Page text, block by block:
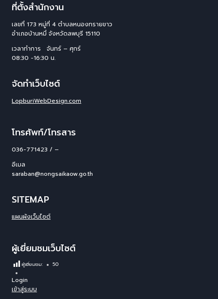
ที่ตั้งสำนักงาน
เลขที่ 173 หมู่ที่ 4 ตําบลหนองทรายขาว
อําเภอบ้านหมี่ จังหวัดลพบุรี 15110
เวลาทำการ จันทร์ – ศุกร์
08:30 -16:30 น.
จัดทำเว็บไซต์
LopburiWebDesign.com
โทรศัพท์/โทรสาร
036-771423 / –
อีเมล
saraban@nongsaikaow.go.th
SITEMAP
แผนผังเว็บไซต์
ผู้เยี่ยมชมเว็บไซต์
ผู้เยี่ยมชม: 50
Login
เข้าสู่ระบบ